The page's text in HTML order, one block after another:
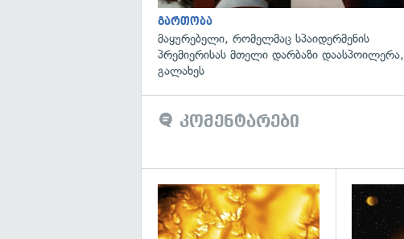
გართობა
მაყურებელი, რომელმაც სპაიდერმენის
პრემიერისას მთელი დარბაზი დაასპოილერა,
გალახეს
კომენტარები
გადახედვა